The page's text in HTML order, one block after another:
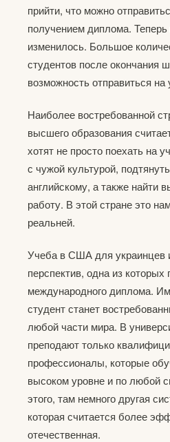
прийти, что можно
получением диплома.
изменилось. Большое
студентов после окончания
возможность отправиться
Наиболее востребованной
высшего образования
хотят не просто поехать на
с чужой культурой,
английскому, а также найти
работу. В этой стране это
реальней.
Учеба в США для украинцев
перспектив, одна из которых
международного диплома.
студент станет
любой части мира. В
преподают только
профессионалы, которые
высоком уровне и по любой
этого, там немного другая
которая считается более
отечественная.